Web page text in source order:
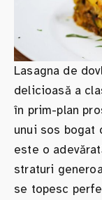
Lasagna de
delicioasă a
în prim-plan
unui sos bogat
este o
straturi
se topesc